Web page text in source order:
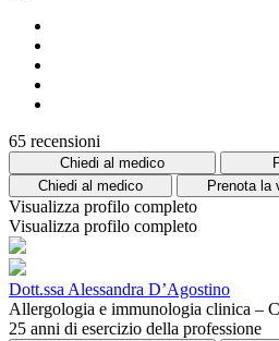
65 recensioni
Chiedi al medico
Chiedi al medico
Prenota la
Visualizza profilo completo
Visualizza profilo completo
Dott.ssa Alessandra D’Agostino
Allergologia e immunologia clinica –
25 anni di esercizio della professione